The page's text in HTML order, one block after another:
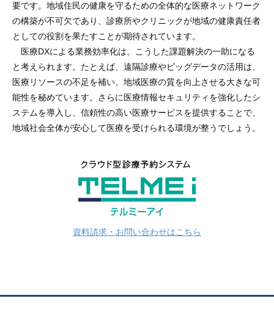
要です。地域住民の健康を守るための全体的な医療ネットワーク
の構築が不可欠であり、診療所やクリニックが地域の健康責任者
としての役割を果たすことが期待されています。
医療DXによる業務効率化は、こうした課題解決の一助になる
と考えられます。たとえば、遠隔診療やビッグデータの活用は、
医療リソースの不足を補い、地域医療の質を向上させる大きな可
能性を秘めています。さらに医療情報セキュリティを強化したシ
ステムを導入し、信頼性の高い医療サービスを提供することで、
地域社会全体が安心して医療を受けられる環境が整うでしょう。
資料請求・お問い合わせはこちら